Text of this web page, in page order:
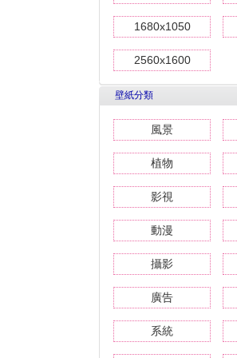
1680x1050
2560x1600
壁紙分類
風景
植物
影視
動漫
攝影
廣告
系統